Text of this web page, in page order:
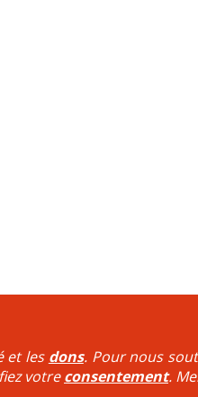
et les dons. Pour nous
votreconsentement.